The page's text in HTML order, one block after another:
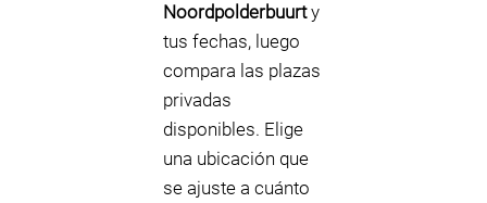
Noordpolderbuurty
tus fechas, luego
compara las plazas
privadas
disponibles. Elige
una ubicación que
se ajuste a cuánto